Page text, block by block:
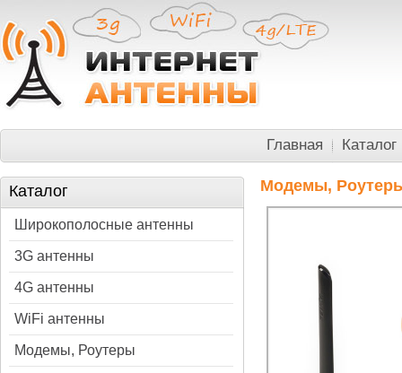
Главная Каталог
Каталог
Широкополосные антенны
3G антенны
4G антенны
WiFi антенны
Модемы, Роутеры
Модемы,